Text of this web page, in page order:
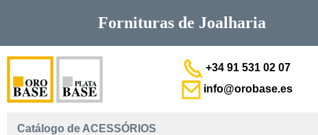
Fornituras de Joalharia
+34 91 531 02 07
info@orobase.es
Catálogo de ACESSÓRIOS